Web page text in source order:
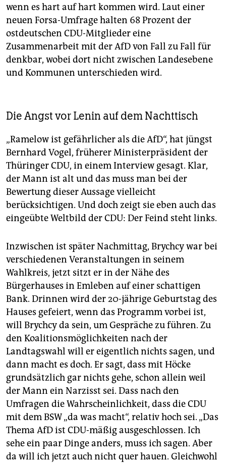
wenn es hart auf hart kommen wird. Laut einer
neuen Forsa-Umfrage halten 68 Prozent der
ostdeutschen CDU-Mitglieder eine
Zusammenarbeit mit der AfD von Fall zu Fall für
denkbar, wobei dort nicht zwischen Landesebene
und Kommunen unterschieden wird.
Die Angst vor Lenin auf dem Nachttisch
„Ramelow ist gefährlicher als die AfD“, hat jüngst
Bernhard Vogel, früherer Ministerpräsident der
Thüringer CDU, in einem Interview gesagt. Klar,
der Mann ist alt und das muss man bei der
Bewertung dieser Aussage vielleicht
berücksichtigen. Und doch zeigt sie eben auch das
eingeübte Weltbild der CDU: Der Feind steht links.
Inzwischen ist später Nachmittag, Brychcy war bei
verschiedenen Veranstaltungen in seinem
Wahlkreis, jetzt sitzt er in der Nähe des
Bürgerhauses in Emleben auf einer schattigen
Bank. Drinnen wird der 20-jährige Geburtstag des
Hauses gefeiert, wenn das Programm vorbei ist,
will Brychcy da sein, um Gespräche zu führen. Zu
den Koalitionsmöglichkeiten nach der
Landtagswahl will er eigentlich nichts sagen, und
dann macht es doch. Er sagt, dass mit Höcke
grundsätzlich gar nichts gehe, schon allein weil
der Mann ein Narzisst sei. Dass nach den
Umfragen die Wahrscheinlichkeit, dass die CDU
mit dem BSW „da was macht“, relativ hoch sei. „Das
Thema AfD ist CDU-mäßig ausgeschlossen. Ich
sehe ein paar Dinge anders, muss ich sagen. Aber
da will ich jetzt auch nicht quer hauen. Gleichwohl